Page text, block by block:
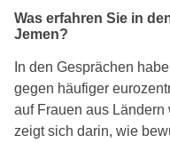
Was erfah­ren Sie in
Jemen?
In den Gesprächen
ge­gen häu­fi­ger
auf Frauen aus
zeigt sich dar­in, wie